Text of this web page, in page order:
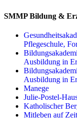
SMMP Bildung &
Pflegeschule,
Ausbildung in
Ausbildung in
Manege
Julie-Postel-
Katholischer
Mitleben auf Zeit